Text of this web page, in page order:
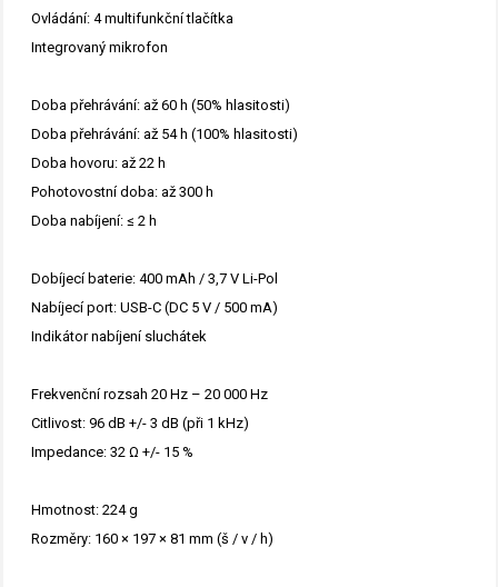
Ovládání: 4 multifunkční tlačítka
Integrovaný mikrofon
Doba přehrávání: až 60 h (50% hlasitosti)
Doba přehrávání: až 54 h (100% hlasitosti)
Doba hovoru: až 22 h
Pohotovostní doba: až 300 h
Doba nabíjení: ≤ 2 h
Dobíjecí baterie: 400 mAh / 3,7 V Li-Pol
Nabíjecí port: USB-C (DC 5 V / 500 mA)
Indikátor nabíjení sluchátek
Frekvenční rozsah 20 Hz – 20 000 Hz
Citlivost: 96 dB +/- 3 dB (při 1 kHz)
Impedance: 32 Ω +/- 15 %
Hmotnost: 224 g
Rozměry: 160 × 197 × 81 mm (š / v / h)